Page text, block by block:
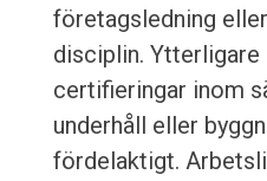
företagsledning
disciplin.
certifieringar inom
underhåll eller
fördelaktigt.